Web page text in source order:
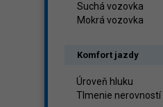
Suchá vozovka
Mokrá vozovka
Komfort jazdy
Úroveň hluku
Tlmenie nerovností